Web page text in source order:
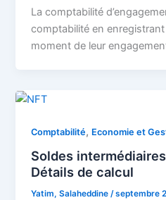
La comptabilité
comptabilité en
moment de leur
Comptabilité, Economie et
Soldes
Détails de calcul
Yatim, Salaheddine/septembre